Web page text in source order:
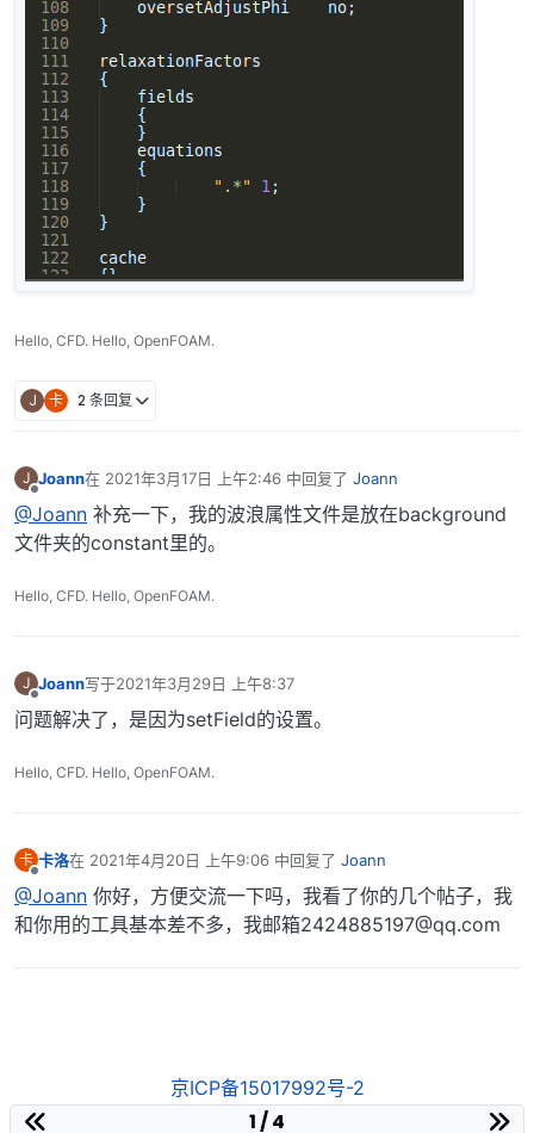
Hello, CFD. Hello, OpenFOAM.
J 卡 2 条回复
J Joann在 2021年3月17日 上午2:46 中回复了 Joann
最后由 编辑
@Joann 补充一下，我的波浪属性文件是放在background
文件夹的constant里的。
Hello, CFD. Hello, OpenFOAM.
J
离线
Joann写于2021年3月29日 上午8:37
最后由 编辑
问题解决了，是因为setField的设置。
Hello, CFD. Hello, OpenFOAM.
卡 卡洛在 2021年4月20日 上午9:06 中回复了 Joann
最后由 编辑
@Joann 你好，方便交流一下吗，我看了你的几个帖子，我
和你用的工具基本差不多，我邮箱2424885197@qq.com
京ICP备15017992号-2
1 / 4